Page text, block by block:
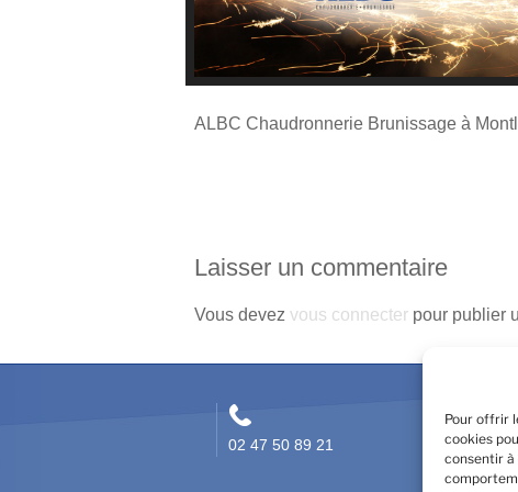
Pour offrir
cookies
consentir à
ALBC Chaudronnerie Brunissage à
Laisser un commentaire
Vous devez vous connecterpour publier
02 47 50 89 21
Du
Le